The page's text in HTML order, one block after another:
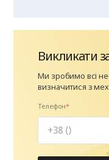
Викликати
Ми зробимо всі
визначитися з
Телефон